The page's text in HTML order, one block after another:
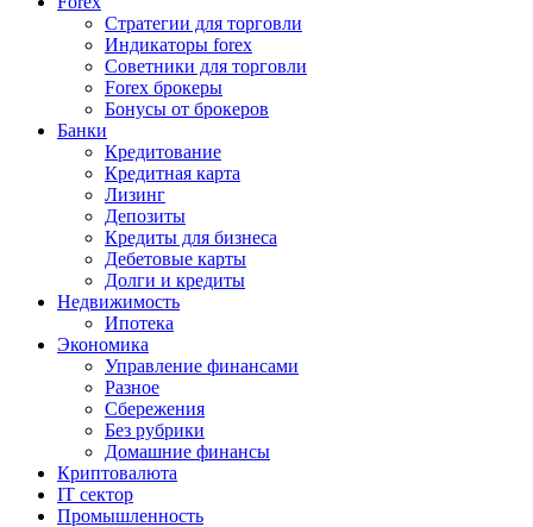
Стратегии для торговли
Индикаторы forex
Советники для торговли
Forex брокеры
Бонусы от брокеров
Банки
Кредитование
Кредитная карта
Лизинг
Депозиты
Кредиты для бизнеса
Дебетовые карты
Долги и кредиты
Недвижимость
Ипотека
Экономика
Управление финансами
Разное
Сбережения
Без рубрики
Домашние финансы
Криптовалюта
IT сектор
Промышленность